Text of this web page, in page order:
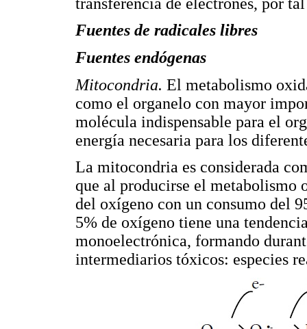
Fuentes de radicales libres
Fuentes endógenas
Mitocondria. El metabolismo
como el organelo con mayor
molécula indispensable para el
energía necesaria para los
La mitocondria es considerada
que al producirse el metabolismo
del oxígeno con un consumo del
5% de oxígeno tiene una
monoelectrónica, formando
intermediarios tóxicos: especies